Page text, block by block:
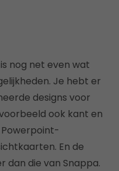
nog net even wat
Je hebt er
designs voor
ook kant en
En de
dan die van Snappa.